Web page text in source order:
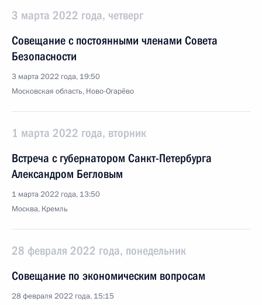
3 марта 2022 года, четверг
Совещание с постоянными членами Совета
Безопасности
3 марта 2022 года, 19:50
Московская область, Ново-Огарёво
1 марта 2022 года, вторник
Встреча с губернатором Санкт-Петербурга
Александром Бегловым
1 марта 2022 года, 13:50
Москва, Кремль
28 февраля 2022 года, понедельник
Совещание по экономическим вопросам
28 февраля 2022 года, 15:15